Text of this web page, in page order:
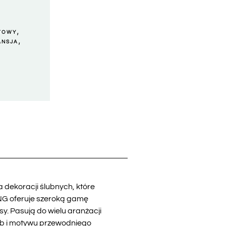
,
,
dekoracji ślubnych, które
oferuje szeroką gamę
Pasują do wielu aranżacji
i motywu przewodniego